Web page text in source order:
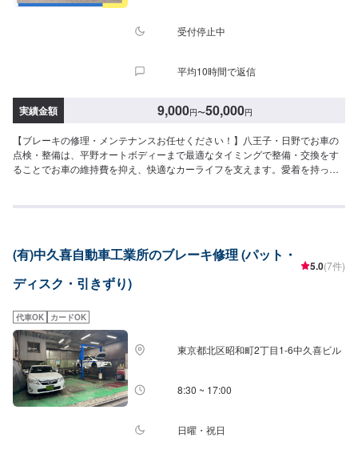
受付停止中
平均10時間で返信
実績金額 9,000円〜50,000円
【ブレーキの修理・メンテナンスお任せください！】八王子・日野でお車の
点検・整備は、平野オートボディーまで最適なタイミングで整備・交換をす
ることでお車の維持費を抑え、快適なカーライフを支えます。愛着を持った
ら、お客様の愛車のコンディションを見極め、適切なメンテナンスを行いま
ートボディーにご依頼下さい。<平野オートボディーならここが安心>✔️自動
車整備の確かな技術✔️整備は柔軟な対応が可能✔️選べるお支払い方法<点検整
備の流れ>(1)オファーにてお問い合わせ・日程調整(2)入庫(3)点検・お見積も
てしまった場合でも、品質保証付きの整備メニューでアフターフォローもし
っかりと対応します。お客様の安心で安全なカーライフに寄り添います。<代
車について>無料の代車をご用意しています。お車の作業中は代車をご利用く
ださい。※代車の燃料代はお客様にご負担いただいております。※内容などに
より貸し出し出来かねる場合もございます。<営業時間>9:30~18:00
(有)中久喜自動車工業所のブレーキ修理 (パット・
ディスク・引きずり)
5.0(7件)
代車OK カードOK
東京都北区昭和町2丁目1-6中久喜ビル
8:30 ~ 17:00
日曜・祝日